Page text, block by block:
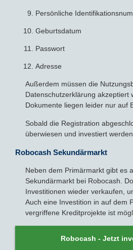
Persönliche
Geburtsdatum
Passwort
Adresse
Außerdem müssen die
Datenschutzerklärung akzeptiert
Dokumente liegen leider nur auf
Sobald die Registration
überwiesen und investiert werden.
Robocash Sekundärmarkt
Neben dem Primärmarkt gibt es
Sekundärmarkt bei Robocash.
Investitionen wieder verkaufen,
Auch eine Investition in auf dem
vergriffene Kreditprojekte ist
Robocash - Jetzt